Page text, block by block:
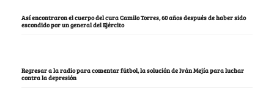
Así encontraron el cuerpo del cura Camilo Torres, 60 años después de haber sido
escondido por un general del Ejército
Regresar a la radio para comentar fútbol, la solución de Iván Mejía para luchar
contra la depresión